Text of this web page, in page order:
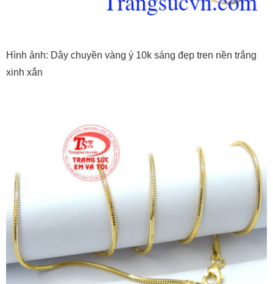
Hình ảnh: Dây chuyền vàng ý 10k sáng đẹp tren nền trắng
xinh xắn